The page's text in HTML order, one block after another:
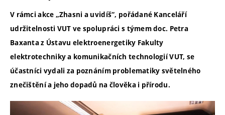
V rámci akce „Zhasni a uvidíš“, pořádané Kanceláří
udržitelnosti VUT ve spolupráci s týmem doc. Petra
Baxanta z Ústavu elektroenergetiky Fakulty
elektrotechniky a komunikačních technologií VUT, se
účastníci vydali za poznáním problematiky světelného
znečištění a jeho dopadů na člověka i přírodu.